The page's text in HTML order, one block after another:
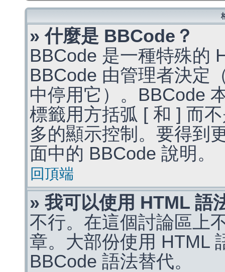
» 什麼是 BBCode？
BBCode 是一種特殊的
BBCode 由管理者決定
中停用它）。BBCode
標籤用方括弧 [ 和 ] 而
多的顯示控制。要得到
面中的 BBCode 說明。
回頂端
» 我可以使用 HTML 語
不行。在這個討論區上
章。大部份使用 HTML
BBCode 語法替代。